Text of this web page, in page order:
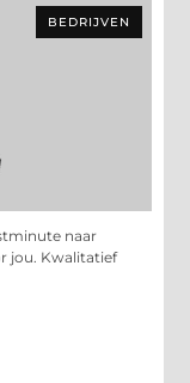
BEDRIJVEN
naar
jou. Kwalitatief